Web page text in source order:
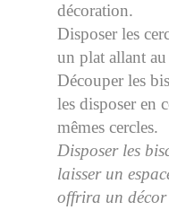
décoration.
Disposer les
un plat allant
Découper les
les disposer en
mêmes cercles.
Disposer les
laisser un
offrira un décor